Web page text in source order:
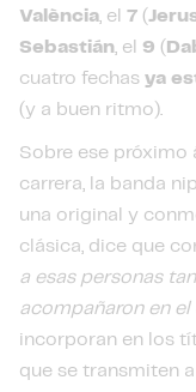
València, el 7 (
Sebastián, el 9 (
cuatro fechas ya
(y a buen ritmo).
Sobre ese próximo
carrera, la banda
una original y
clásica, dice que
a esas personas
acompañaron en el
incorporan en los
que se transmiten